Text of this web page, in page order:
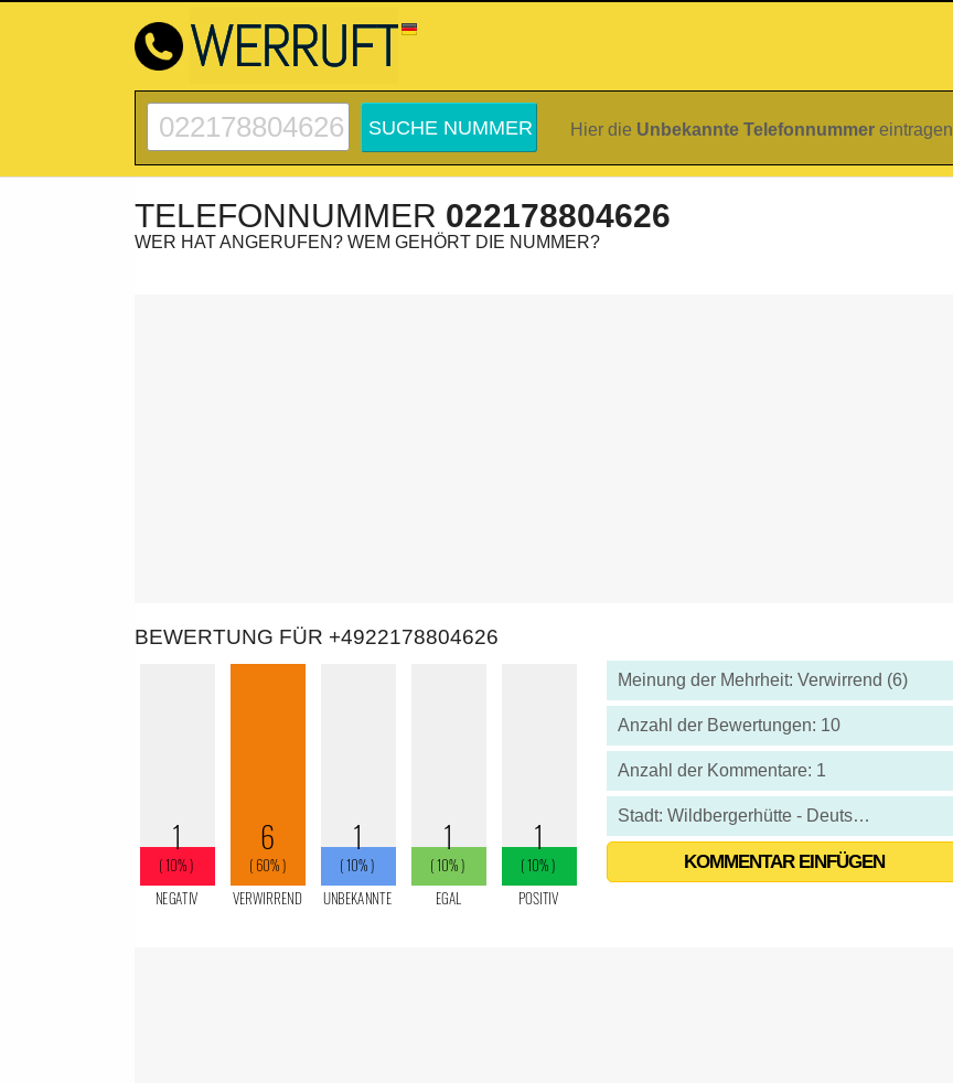
Hier die Unbekannte Telefonnummer eintragen
TELEFONNUMMER 022178804626
WER HAT ANGERUFEN? WEM GEHÖRT DIE NUMMER?
BEWERTUNG FÜR +4922178804626
Meinung der Mehrheit: Verwirrend (6)
Anzahl der Bewertungen: 10
Anzahl der Kommentare: 1
Stadt: Wildbergerhütte - Deutschland
KOMMENTAR EINFÜGEN